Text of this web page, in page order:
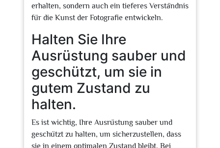
erhalten, sondern auch ein tieferes Verständnis
für die Kunst der Fotografie entwickeln.
Halten Sie Ihre
Ausrüstung sauber und
geschützt, um sie in
gutem Zustand zu
halten.
Es ist wichtig, Ihre Ausrüstung sauber und
geschützt zu halten, um sicherzustellen, dass
sie in einem optimalen Zustand bleibt. Bei